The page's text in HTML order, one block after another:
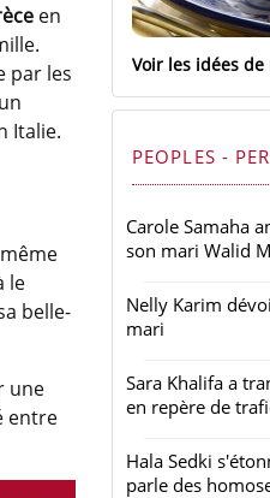
en
par les
Italie.
le
belle-
une
entre
Voir les idées
PEOPLES -
Carole Samaha
son mari Walid
Nelly Karim
mari
Sara Khalifa a
en repère de
Hala Sedki
parle des